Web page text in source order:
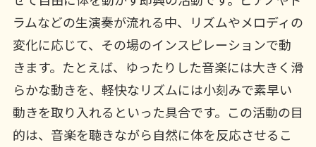
ラムなどの生演奏が流れる中、リズムやメロディの
変化に応じて、その場のインスピレーションで動
きます。たとえば、ゆったりした音楽には大きく滑
らかな動きを、軽快なリズムには小刻みで素早い
動きを取り入れるといった具合です。この活動の目
的は、音楽を聴きながら自然に体を反応させるこ